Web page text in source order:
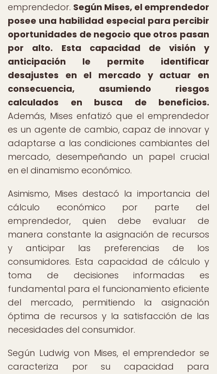
emprendedor. Según Mises, el emprendedor
posee una habilidad especial para percibir
oportunidades de negocio que otros pasan
por alto.
Esta capacidad de visión y
anticipación le permite identificar
desajustes en el mercado y actuar en
consecuencia, asumiendo riesgos
calculados en busca de beneficios.
Además, Mises enfatizó que el emprendedor
es un agente de cambio, capaz de innovar y
adaptarse a las condiciones cambiantes del
mercado, desempeñando un papel crucial
en el dinamismo económico.
Asimismo, Mises destacó la importancia del
cálculo económico por parte del
emprendedor, quien debe evaluar de
manera constante la asignación de recursos
y anticipar las preferencias de los
consumidores. Esta capacidad de cálculo y
toma de decisiones informadas es
fundamental para el funcionamiento eficiente
del mercado, permitiendo la asignación
óptima de recursos y la satisfacción de las
necesidades del consumidor.
Según Ludwig von Mises, el emprendedor se
caracteriza por su capacidad para